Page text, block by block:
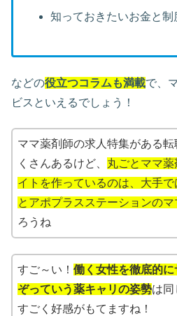
知っておきたいお金と制
などの役立つコラムも満載で、
ビスといえるでしょう！
ママ薬剤師の求人特集がある転
くさんあるけど、 丸ごとママ
イトを作っているのは、大手で
とアポプラスステーションの
ろうね
すご～い！ 働く女性を徹底的
ぞっていう薬キャリの姿勢は同
すごく好感がもてますね！